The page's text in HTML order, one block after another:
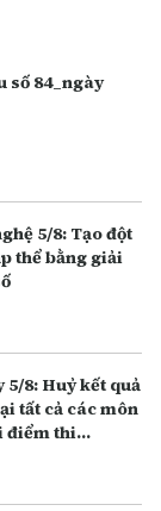
số 84_ngày
5/8: Tạo đột
thể bằng giải
5/8: Huỷ kết quả
tất cả các môn
điểm thi